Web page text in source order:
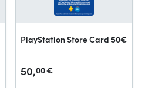
PlayStation Store Card 50€
50,00€